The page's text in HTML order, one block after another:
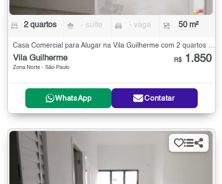
2 quartos - suíte - vaga 50 m²
Casa Comercial para Alugar na Vila Guilherme com 2 quartos - 50 m²
Vila Guilherme
Zona Norte - São Paulo
R$ 1.850
WhatsApp Contatar